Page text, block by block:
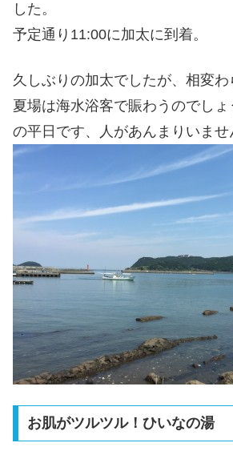
した。
予定通り11:00に加太に到着。
久しぶりの加太でしたが、相変わ
夏場は海水浴客で賑わうのでしょ
の平日です、人があんまりいませ
お肌がツルツル！ひいなの湯